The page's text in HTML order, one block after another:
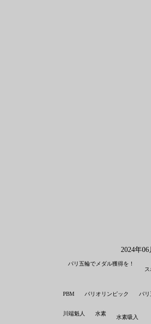
2024年06
パリ五輪でメダル獲得を！
PBM パリオリンピック パ
川端魁人 水素
水素吸入